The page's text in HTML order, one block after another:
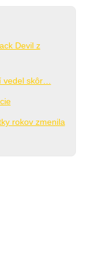
Devil z
vedel skôr…
rokov zmenila